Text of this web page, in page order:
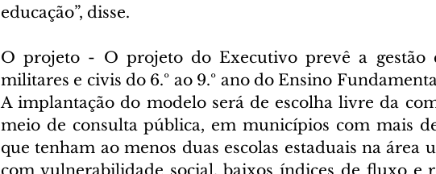
educação”, disse.
O projeto - O projeto do Executivo prevê a gestão
militares e civis do 6.º ao 9.º ano do Ensino
A implantação do modelo será de escolha livre da
meio de consulta pública, em municípios com mais
que tenham ao menos duas escolas estaduais na área
com vulnerabilidade social, baixos índices de fluxo e